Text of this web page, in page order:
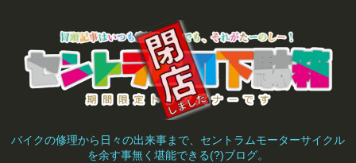
バイクの修理から日々の出来事まで、セントラムモーターサイクル
を余す事無く堪能できる(?)ブログ。